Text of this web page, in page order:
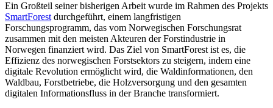
Ein Großteil seiner bisherigen Arbeit wurde im Rahmen des Projekts
SmartForest durchgeführt, einem langfristigen
Forschungsprogramm, das vom Norwegischen Forschungsrat
zusammen mit den meisten Akteuren der Forstindustrie in
Norwegen finanziert wird. Das Ziel von SmartForest ist es, die
Effizienz des norwegischen Forstsektors zu steigern, indem eine
digitale Revolution ermöglicht wird, die Waldinformationen, den
Waldbau, Forstbetriebe, die Holzversorgung und den gesamten
digitalen Informationsfluss in der Branche transformiert.